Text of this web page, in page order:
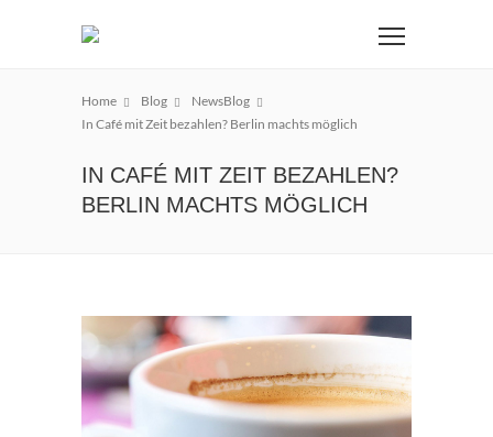
Home Blog
NewsBlog
In Café mit Zeit bezahlen? Berlin machts möglich
IN CAFÉ MIT ZEIT BEZAHLEN?
BERLIN MACHTS MÖGLICH